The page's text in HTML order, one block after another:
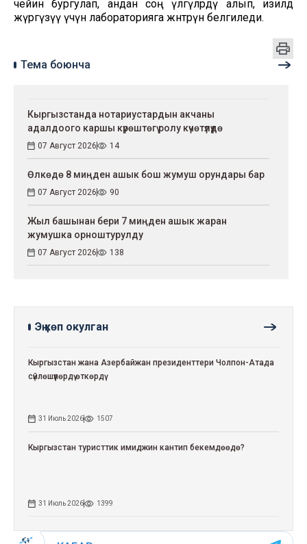
чейин бургулап, андан соң үлгүлөрдү алып, изилдөө
жүргүзүү үчүн лабораторияга жөнөтөрүн белгиледи.
Тема боюнча
Кыргызстанда нотариустардын акчаны
адалдоого каршы күрөштөгү ролу күчөтүлүүдө
07 Август 2026 14
Өлкөдө 8 миңден ашык бош жумуш орундары бар
07 Август 2026 90
Жыл башынан бери 7 миңден ашык жаран
жумушка орноштурулду
07 Август 2026 138
Эң көп окулган
Кыргызстан жана Азербайжан президенттери Чолпон-Атада
сүйлөшүүлөрдү өткөрдү
31 Июль 2026 1507
Кыргызстан туристтик имиджин кантип бекемдөөдө?
31 Июль 2026 1399